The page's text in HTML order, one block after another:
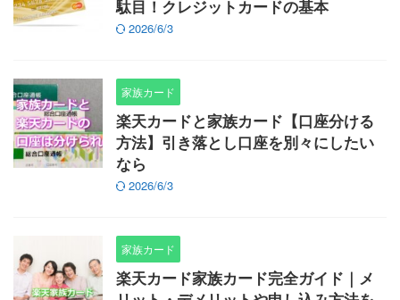
駄目！クレジットカードの基本
2026/6/3
家族カード
楽天カードと家族カード【口座分ける
方法】引き落とし口座を別々にしたい
なら
2026/6/3
家族カード
楽天カード家族カード完全ガイド｜メ